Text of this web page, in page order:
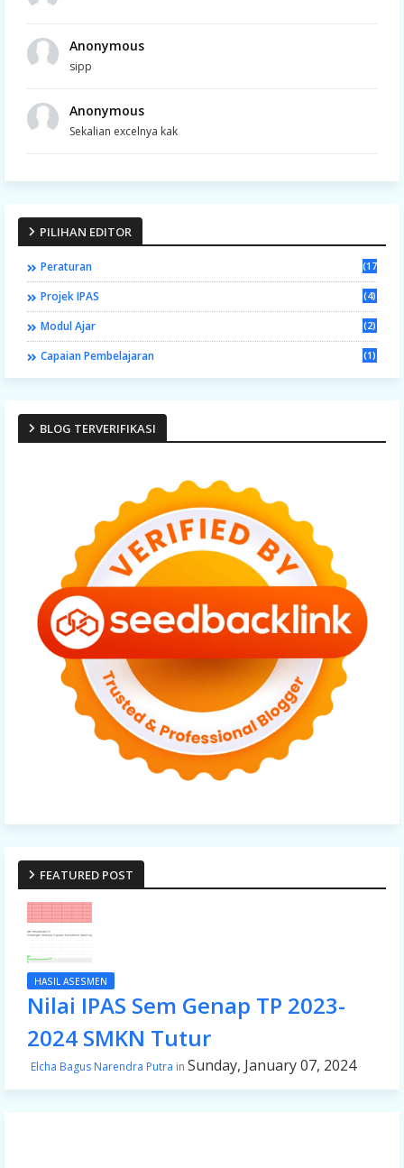
Anonymous
sipp
Anonymous
Sekalian excelnya kak
PILIHAN EDITOR
Peraturan (17)
Projek IPAS (4)
Modul Ajar (2)
Capaian Pembelajaran (1)
BLOG TERVERIFIKASI
FEATURED POST
HASIL ASESMEN
Nilai IPAS Sem Genap TP 2023-
2024 SMKN Tutur
Elcha Bagus Narendra Putra Sunday, January 07, 2024